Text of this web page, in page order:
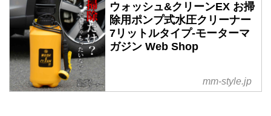
ウォッシュ&クリーンEX お掃
除用ポンプ式水圧クリーナー
7リットルタイプ-モーターマ
ガジン Web Shop
こちらの商品は、メーカー在庫品
mm-style.jp